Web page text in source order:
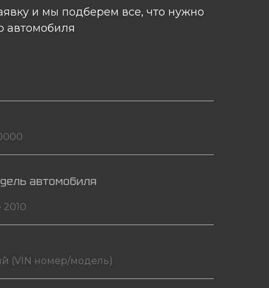
и мы подберем все, что нужно
автомобиля
автомобиля